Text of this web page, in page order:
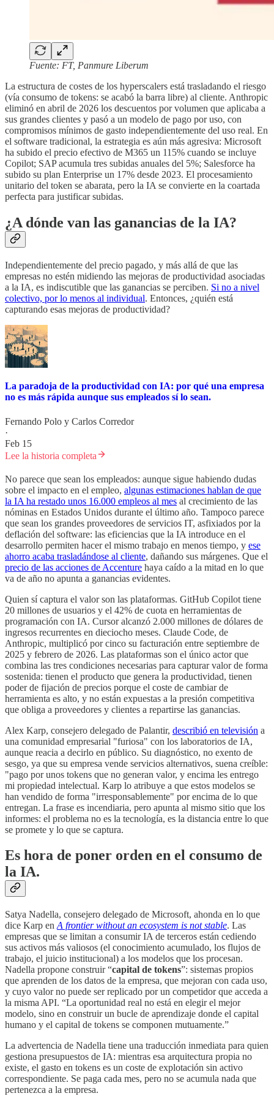
Fuente: FT, Panmure Liberum
La estructura de costes de los hyperscalers está trasladando el riesgo
(vía consumo de tokens: se acabó la barra libre) al cliente. Anthropic
eliminó en abril de 2026 los descuentos por volumen que aplicaba a
sus grandes clientes y pasó a un modelo de pago por uso, con
compromisos mínimos de gasto independientemente del uso real. En
el software tradicional, la estrategia es aún más agresiva: Microsoft
ha subido el precio efectivo de M365 un 115% cuando se incluye
Copilot; SAP acumula tres subidas anuales del 5%; Salesforce ha
subido su plan Enterprise un 17% desde 2023. El procesamiento
unitario del token se abarata, pero la IA se convierte en la coartada
perfecta para justificar subidas.
¿A dónde van las ganancias de la IA?
Independientemente del precio pagado, y más allá de que las
empresas no estén midiendo las mejoras de productividad asociadas
a la IA, es indiscutible que las ganancias se perciben. Si no a nivel
colectivo, por lo menos al individual. Entonces, ¿quién está
capturando esas mejoras de productividad?
La paradoja de la productividad con IA: por qué una empresa
no es más rápida aunque sus empleados sí lo sean.
Fernando Polo y Carlos Corredor
·
Feb 15
Lee la historia completa
No parece que sean los empleados: aunque sigue habiendo dudas
sobre el impacto en el empleo, algunas estimaciones hablan de que
la IA ha restado unos 16.000 empleos al mes al crecimiento de las
nóminas en Estados Unidos durante el último año. Tampoco parece
que sean los grandes proveedores de servicios IT, asfixiados por la
deflación del software: las eficiencias que la IA introduce en el
desarrollo permiten hacer el mismo trabajo en menos tiempo, y ese
ahorro acaba trasladándose al cliente, dañando sus márgenes. Que el
precio de las acciones de Accenture haya caído a la mitad en lo que
va de año no apunta a ganancias evidentes.
Quien sí captura el valor son las plataformas. GitHub Copilot tiene
20 millones de usuarios y el 42% de cuota en herramientas de
programación con IA. Cursor alcanzó 2.000 millones de dólares de
ingresos recurrentes en dieciocho meses. Claude Code, de
Anthropic, multiplicó por cinco su facturación entre septiembre de
2025 y febrero de 2026. Las plataformas son el único actor que
combina las tres condiciones necesarias para capturar valor de forma
sostenida: tienen el producto que genera la productividad, tienen
poder de fijación de precios porque el coste de cambiar de
herramienta es alto, y no están expuestas a la presión competitiva
que obliga a proveedores y clientes a repartirse las ganancias.
Alex Karp, consejero delegado de Palantir, describió en televisión a
una comunidad empresarial "furiosa" con los laboratorios de IA,
aunque reacia a decirlo en público. Su diagnóstico, no exento de
sesgo, ya que su empresa vende servicios alternativos, suena creíble:
"pago por unos tokens que no generan valor, y encima les entrego
mi propiedad intelectual. Karp lo atribuye a que estos modelos se
han vendido de forma "irresponsablemente" por encima de lo que
entregan. La frase es incendiaria, pero apunta al mismo sitio que los
informes: el problema no es la tecnología, es la distancia entre lo que
se promete y lo que se captura.
Es hora de poner orden en el consumo de
la IA.
Satya Nadella, consejero delegado de Microsoft, ahonda en lo que
dice Karp en A frontier without an ecosystem is not stable. Las
empresas que se limitan a consumir IA de terceros están cediendo
sus activos más valiosos (el conocimiento acumulado, los flujos de
trabajo, el juicio institucional) a los modelos que los procesan.
Nadella propone construir “capital de tokens”: sistemas propios
que aprenden de los datos de la empresa, que mejoran con cada uso,
y cuyo valor no puede ser replicado por un competidor que acceda a
la misma API. “La oportunidad real no está en elegir el mejor
modelo, sino en construir un bucle de aprendizaje donde el capital
humano y el capital de tokens se componen mutuamente.”
La advertencia de Nadella tiene una traducción inmediata para quien
gestiona presupuestos de IA: mientras esa arquitectura propia no
existe, el gasto en tokens es un coste de explotación sin activo
correspondiente. Se paga cada mes, pero no se acumula nada que
pertenezca a la empresa.